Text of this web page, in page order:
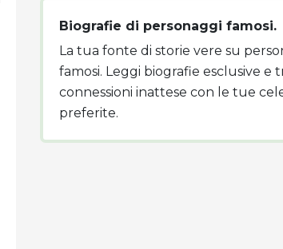
Biografie di personaggi famosi.
La tua fonte di storie vere su
famosi. Leggi biografie esclusive e
connessioni inattese con le tue
preferite.